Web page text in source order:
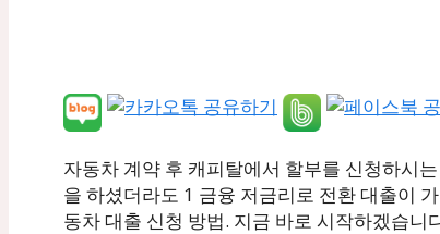
자동차 계약 후 캐피탈에서 할부를 신청하시
을 하셨더라도 1 금융 저금리로 전환 대출이
동차 대출 신청 방법. 지금 바로 시작하겠습니